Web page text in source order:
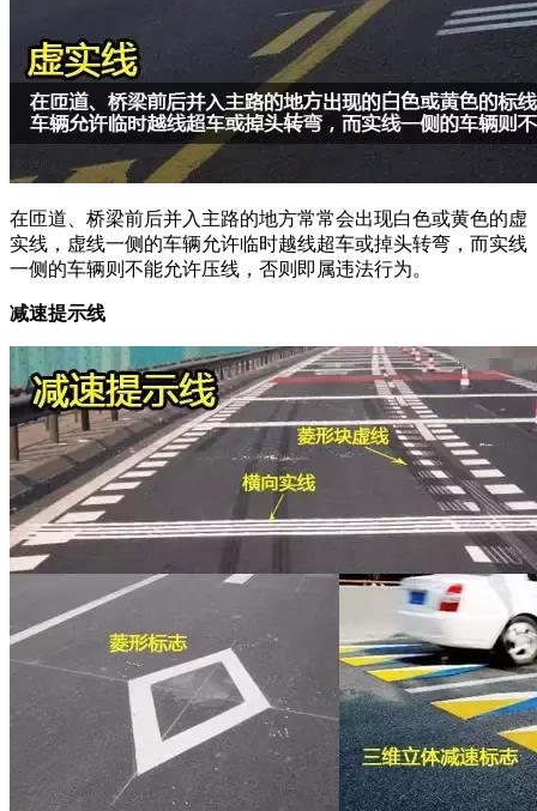
在匝道、桥梁前后并入主路的地方常常会出现白色或黄色的虚
实线，虚线一侧的车辆允许临时越线超车或掉头转弯，而实线
一侧的车辆则不能允许压线，否则即属违法行为。
减速提示线